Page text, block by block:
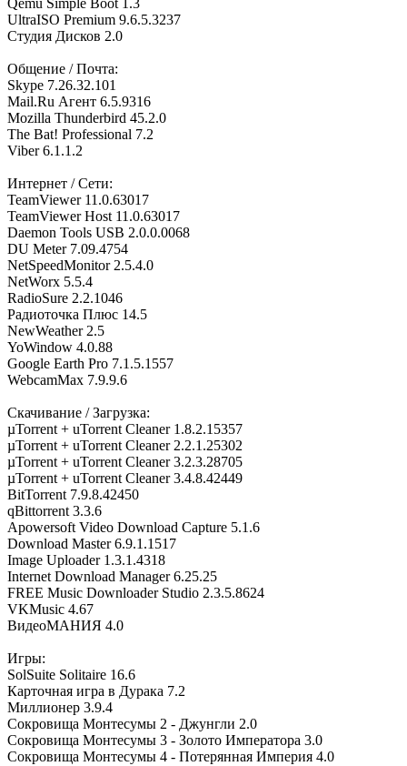
Qemu Simple Boot 1.3
UltraISO Premium 9.6.5.3237
Студия Дисков 2.0
Общение / Почта:
Skype 7.26.32.101
Мail.Ru Агент 6.5.9316
Mozilla Thunderbird 45.2.0
The Bat! Professional 7.2
Viber 6.1.1.2
Интернет / Сети:
TeamViewer 11.0.63017
TeamViewer Host 11.0.63017
Daemon Tools USB 2.0.0.0068
DU Meter 7.09.4754
NetSpeedMonitor 2.5.4.0
NetWorx 5.5.4
RadioSure 2.2.1046
Радиоточка Плюс 14.5
NewWeather 2.5
YoWindow 4.0.88
Google Earth Pro 7.1.5.1557
WebcamMax 7.9.9.6
Скачивание / Загрузка:
µTorrent + uTorrent Cleaner 1.8.2.15357
µTorrent + uTorrent Cleaner 2.2.1.25302
µTorrent + uTorrent Cleaner 3.2.3.28705
µTorrent + uTorrent Cleaner 3.4.8.42449
BitTorrent 7.9.8.42450
qBittorrent 3.3.6
Apowersoft Video Download Capture 5.1.6
Download Master 6.9.1.1517
Image Uploader 1.3.1.4318
Internet Download Manager 6.25.25
FREE Music Downloader Studio 2.3.5.8624
VKMusic 4.67
ВидеоМАНИЯ 4.0
Игры:
SolSuite Solitaire 16.6
Карточная игра в Дурака 7.2
Миллионер 3.9.4
Сокровища Монтесумы 2 - Джунгли 2.0
Сокровища Монтесумы 3 - Золото Императора 3.0
Сокровища Монтесумы 4 - Потерянная Империя 4.0